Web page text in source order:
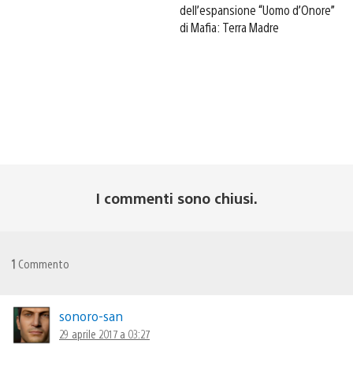
dell’espansione “Uomo d’Onore”
di Mafia: Terra Madre
I commenti sono chiusi.
1 Commento
sonoro-san
29 aprile 2017 a 03:27